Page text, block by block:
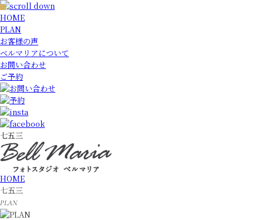
HOME
PLAN
お客様の声
ベルマリアについて
お問い合わせ
ご予約
七五三
HOME
七五三
PLAN